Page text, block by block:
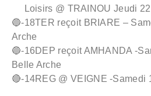
Loisirs @ TRAINOU Jeudi 22
🔵-18TER reçoit BRIARE –
Arche
🔵-16DEP reçoit AMHANDA -
Belle Arche
🔴-14REG @ VEIGNE -Samedi